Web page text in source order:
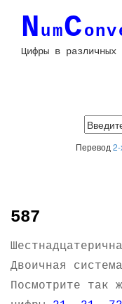
NumC
Цифры в различных
Перевод
587
Двоичная
Посмотрите так